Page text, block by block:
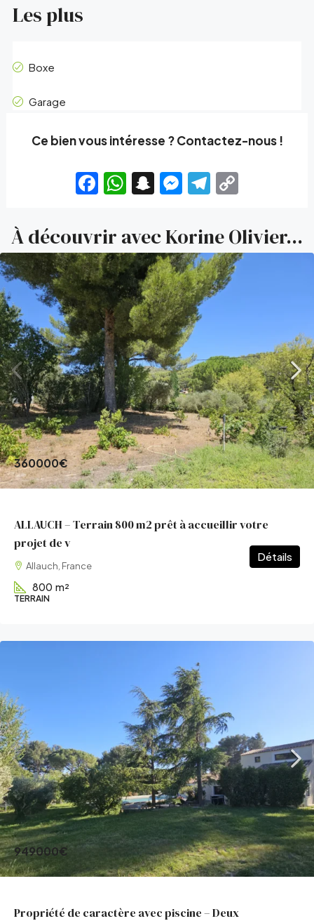
Les plus
Boxe
Garage
Ce bien vous intéresse ? Contactez-nous !
Facebook
WhatsApp
Snapchat
Messenger
Telegram
À découvrir avec Korine Olivier...
360000€
ALLAUCH – Terrain 800 m2 prêt à accueillir votre
projet de v
Allauch, France
800 m²
TERRAIN
Détails
949000€
Propriété de caractère avec piscine – Deux